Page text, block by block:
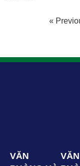
«
VĂN
VĂN